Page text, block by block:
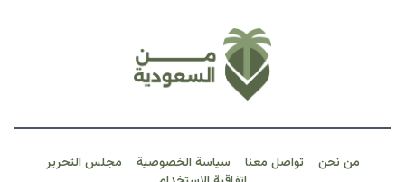
من نحن تواصل معنا سياسة الخصوصية
مجلس التحرير